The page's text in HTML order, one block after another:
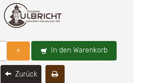
+ In den Warenkorb
Zurück